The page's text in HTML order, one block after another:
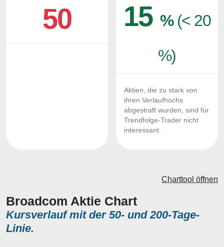
50 15% (< 20
%)
Aktien, die zu stark von
ihren Verlaufhochs
abgestraft wurden, sind für
Trendfolge-Trader nicht
interessant.
Broadcom Aktie Chart
Kursverlauf mit der 50- und 200-Tage-
Linie.
Charttool öffnen